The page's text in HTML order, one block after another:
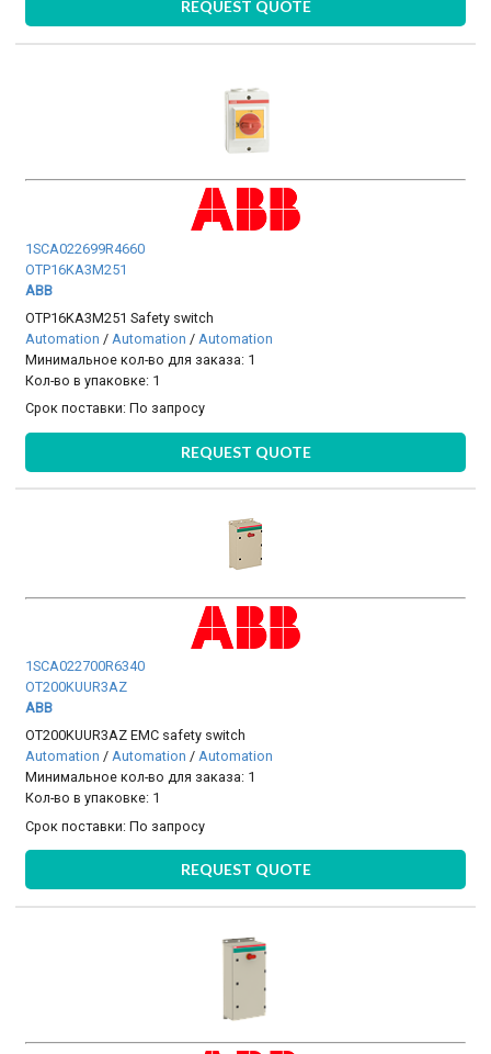
REQUEST QUOTE
1SCA022699R4660
OTP16KA3M251
ABB
OTP16KA3M251 Safety switch
Automation / Automation / Automation
Минимальное кол-во для заказа: 1
Кол-во в упаковке: 1
Срок поставки:По запросу
REQUEST QUOTE
1SCA022700R6340
OT200KUUR3AZ
ABB
OT200KUUR3AZ EMC safety switch
Automation /Automation /Automation
Минимальное кол-во для заказа: 1
Кол-во в упаковке: 1
Срок поставки:По запросу
REQUEST QUOTE